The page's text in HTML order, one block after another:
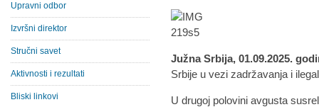
Južna Srbija, 01.09.2025.
Srbije u vezi zadržavanja i
U drugoj polovini avgusta
Upravni odbor
Izvršni direktor
Stručni savet
Aktivnosti i rezultati
Bliski linkovi